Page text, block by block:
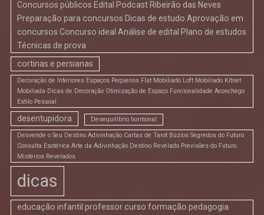
Concursos públicos Edital Podcast Ribeirão das Neves
Preparação para concursos Dicas de estudo Aprovação em
concursos Concurso ideal Análise de edital Plano de estudos
Técnicas de prova
cortinas e persianas
Decoração de Interiores Espaços Pequenos Flat Mobiliado Loft Mobiliado Kitnet
Mobiliada Dicas de Decoração Otimização de Espaço Funcionalidade Aconchego
Estilo Pessoal
desentupidora Desequilíbrio hormonal
Desvende o Seu Destino Adivinhação Cartas de Tarot Búzios Segredos do Futuro
Consulta Esotérica Arte da Adivinhação Destino Revelado Previsões do Futuro
Mistérios Revelados
dicas
educação infantil professor curso formação pedagogia